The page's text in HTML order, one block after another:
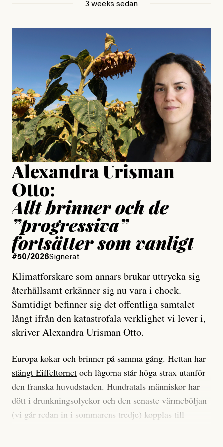
Jonas Lundström
Publicerad24 July, 2026
#23/2026
Jesper Lundby: ”Livet i sig
är ganska politiskt”
Jesper Lundby
Publicerad15 July, 2026
Uppdaterad15 July, 2026
3 weeks sedan
Alexandra Urisman
Otto:
Allt brinner och de
”progressiva”
fortsätter som vanligt
#50/2026Signerat
Klimatforskare som annars brukar uttrycka sig
återhållsamt erkänner sig nu vara i chock.
Samtidigt befinner sig det offentliga samtalet
långt ifrån den katastrofala verklighet vi lever i,
skriver Alexandra Urisman Otto.
Europa kokar och brinner på samma gång. Hettan har
stängt Eiffeltornet och lågorna står höga strax utanför
den franska huvudstaden. Hundratals människor har
dött i drunkningsolyckor och den senaste värmeböljan
(vi går redan in i sommarens tredje) kopplas till